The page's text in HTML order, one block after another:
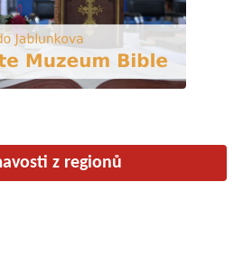
z regionů